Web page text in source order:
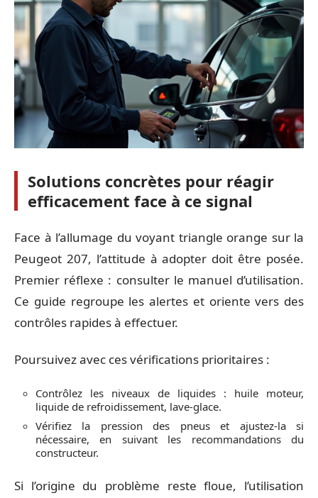
Solutions concrètes pour réagir
efficacement face à ce signal
Face à l’allumage du voyant triangle orange sur la
Peugeot 207, l’attitude à adopter doit être posée.
Premier réflexe : consulter le manuel d’utilisation.
Ce guide regroupe les alertes et oriente vers des
contrôles rapides à effectuer.
Poursuivez avec ces vérifications prioritaires :
Contrôlez les niveaux de liquides : huile moteur,
liquide de refroidissement, lave-glace.
Vérifiez la pression des pneus et ajustez-la si
nécessaire, en suivant les recommandations du
constructeur.
Si l’origine du problème reste floue, l’utilisation